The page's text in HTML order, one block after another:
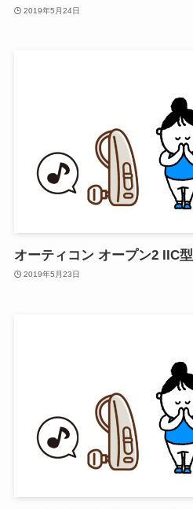
2019年5月24日
オーティコン オープン2 IIC型
2019年5月23日